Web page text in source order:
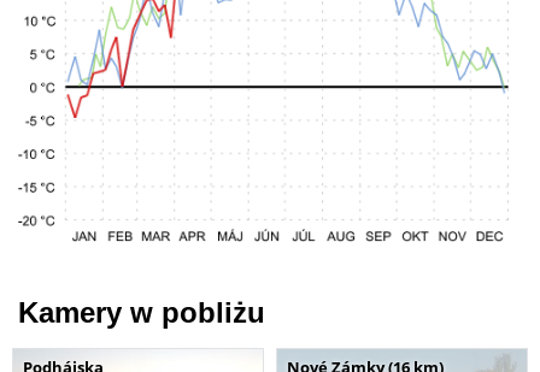
Kamery w pobliżu
Podhájska Nové Zámky (16 km)